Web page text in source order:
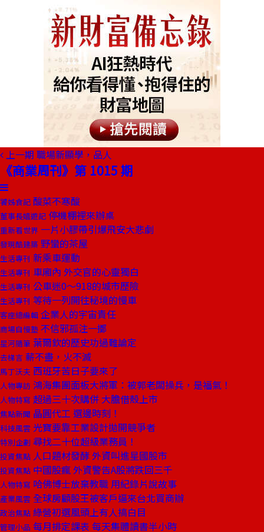
上一期 職場新顯學，品人
《商業周刊》第 1015 期
饕姊食記 酸菜不寒酸
董事長嬉遊記 停機棚裡來辦桌
重新看世界 一片小膠帶引爆飛安大悲劇
發現酷建築 野蠻的茶屋
生活專刊 新乘車運動
生活專刊 車廂內 外交官的心靈獨白
生活專刊 公車迷0～918的城市歷險
生活專刊 等待一列開往秘境的慢車
客座總編輯 企業人的宇宙責任
商場自慢塾 不信邪孤注一擲
星河隨筆 葉爾欽的歷史功過難論定
去梯言 薪不盡，火不滅
馬丁沃夫 西班牙苦日子要來了
人物專訪 鴻海集團面板大將軍：被郭老闆操兵，是福氣！
人物特寫 超過三十次購併 大膽借殼上市
焦點新聞 晶圓代工 選邊時刻！
科技風雲 光寶要靠工業設計拋開競爭者
特別企劃 尋找二十位超級業務員！
投資焦點 人口題材發酵 外資叫進星國股市
投資焦點 中國股瘋 外資警告A股將跌回三千
人物特寫 哈佛博士放棄教職 用紀錄片說故事
產業風雲 全球房顧股王被客戶逼來台北買商辦
政治焦點 綠營初選風頭上有人搞白目
管理小品 每月排定課表 每天集體讀書半小時